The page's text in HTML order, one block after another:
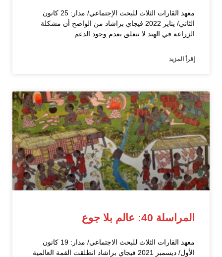
معهد القارات الثلاث للبحث الإجتماعي/ مدار: 25 كانون
الثاني/ يناير 2022 فيجاي براشاد من الواضح أن مشكلة
الزراعة في الهند لا تتعلق بعدم وجود الدعم
إقرأ المزيد
المراسلة 40: عالم بلا جوع
معهد القارات الثلاث للبحث الاجتماعي/ مدار: 19 كانون
الأول/ ديسمبر 2021 فيجاي براشاد انطلقت القمة العالمية